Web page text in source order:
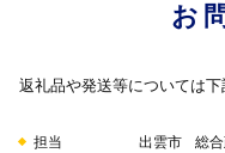
スポーツ振興に資
お
返礼品や発送等については下
担当 出雲市 総合